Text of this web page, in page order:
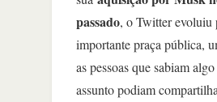
passado, o Twitter evoluiu
importante praça pública,
as pessoas que sabiam
assunto podiam